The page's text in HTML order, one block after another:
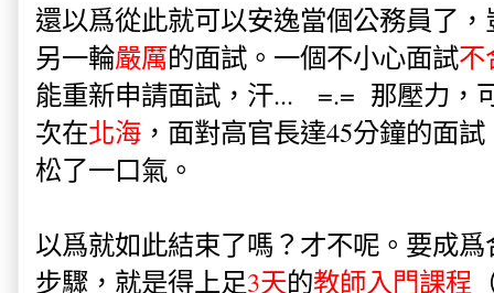
還以爲從此就可以安逸當個公務員了
另一輪嚴厲的面試。一個不小心面試不
能重新申請面試，汗... =.= 那壓力，
次在北海 ， 面對高官長達45分鐘的面
松了一口氣。
以爲就如此結束了嗎？才不呢。要成
步驟，就是得上足3天的教師入門課程